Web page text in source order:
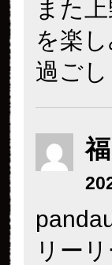
また
を楽
過ご
リー